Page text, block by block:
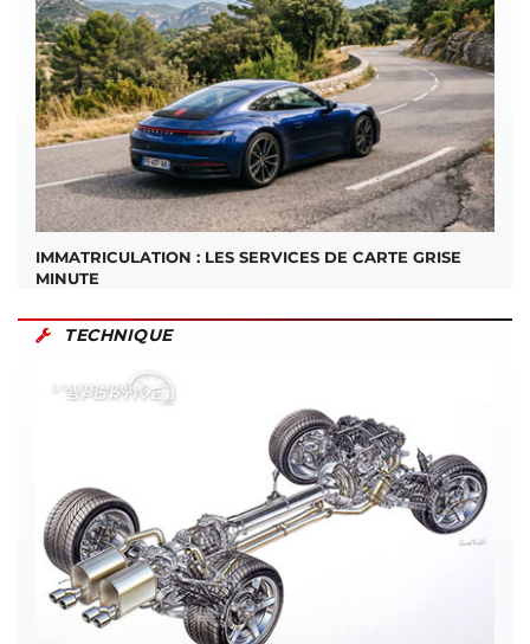
IMMATRICULATION : LES SERVICES DE CARTE GRISE
MINUTE
TECHNIQUE